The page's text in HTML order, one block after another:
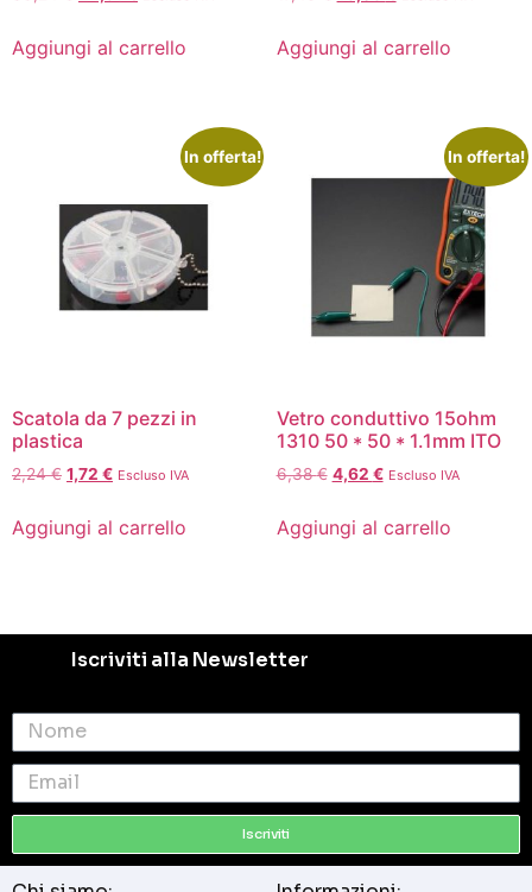
Aggiungi al carrello Aggiungi al carrello
In offerta!
Scatola da 7 pezzi in
plastica
2,24€ 1,72 € Escluso IVA
Aggiungi al carrello
In offerta!
Vetro conduttivo 15ohm
1310 50 * 50 * 1.1mm ITO
6,38€ 4,62 € Escluso IVA
Aggiungi al carrello
Iscriviti alla Newsletter
Iscriviti